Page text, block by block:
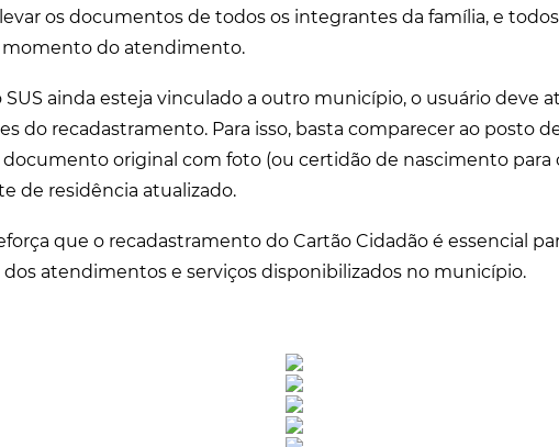
os documentos de todos os integrantes da família, e
momento do atendimento.
SUS ainda esteja vinculado a outro município, o usuário deve
do recadastramento. Para isso, basta comparecer ao posto
original com foto (ou certidão de nascimento para
de residência atualizado.
que o recadastramento do Cartão Cidadão é essencial
atendimentos e serviços disponibilizados no município.